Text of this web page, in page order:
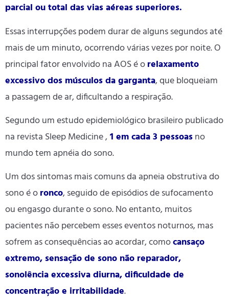
parcial ou total das vias aéreas superiores.
Essas interrupções podem durar de alguns segundos até
mais de um minuto, ocorrendo várias vezes por noite. O
principal fator envolvido na AOS é orelaxamento
excessivo dos músculos da garganta, que bloqueiam
a passagem de ar, dificultando a respiração.
Segundo um estudo epidemiológico brasileiro publicado
na revista Sleep Medicine,1 em cada 3 pessoasno
mundo tem apnéia do sono.
Um dos sintomas mais comuns da apneia obstrutiva do
sono é oronco, seguido de episódios de sufocamento
ou engasgo durante o sono. No entanto, muitos
pacientes não percebem esses eventos noturnos, mas
sofrem as consequências ao acordar, comocansaço
extremo, sensação de sono não reparador,
sonolência excessiva diurna, dificuldade de
concentração e irritabilidade.